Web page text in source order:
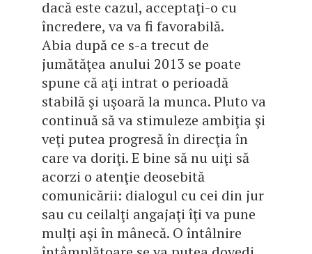
dacă este cazul, acceptaţi-o cu
încredere, va va fi favorabilă.
Abia după ce s-a trecut de
jumătăţea anului 2013 se poate
spune că aţi intrat o perioadă
stabilă şi uşoară la munca. Pluto va
continuă să va stimuleze ambiţia şi
veţi putea progresă în direcţia în
care va doriţi. E bine să nu uiţi să
acorzi o atenţie deosebită
comunicării: dialogul cu cei din jur
sau cu ceilalţi angajaţi îţi va pune
mulţi aşi în mânecă. O întâlnire